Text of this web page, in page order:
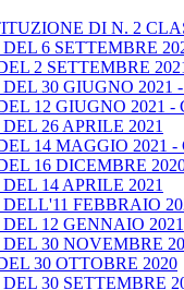
DI N. 2
6 SETTEMBRE
2 SETTEMBRE
30 GIUGNO 2021
12 GIUGNO 2021 -
26 APRILE 2021
14 MAGGIO 2021 -
16 DICEMBRE
14 APRILE 2021
FEBBRAIO
12 GENNAIO 2021
30 NOVEMBRE
30 OTTOBRE 2020
30 SETTEMBRE